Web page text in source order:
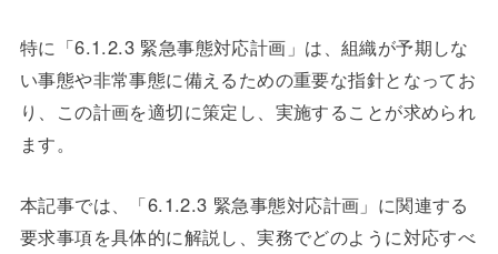
特に「6.1.2.3 緊急事態対応計画」は、組織が予期しな
い事態や非常事態に備えるための重要な指針となってお
り、この計画を適切に策定し、実施することが求められ
ます。
本記事では、「6.1.2.3 緊急事態対応計画」に関連する
要求事項を具体的に解説し、実務でどのように対応すべ